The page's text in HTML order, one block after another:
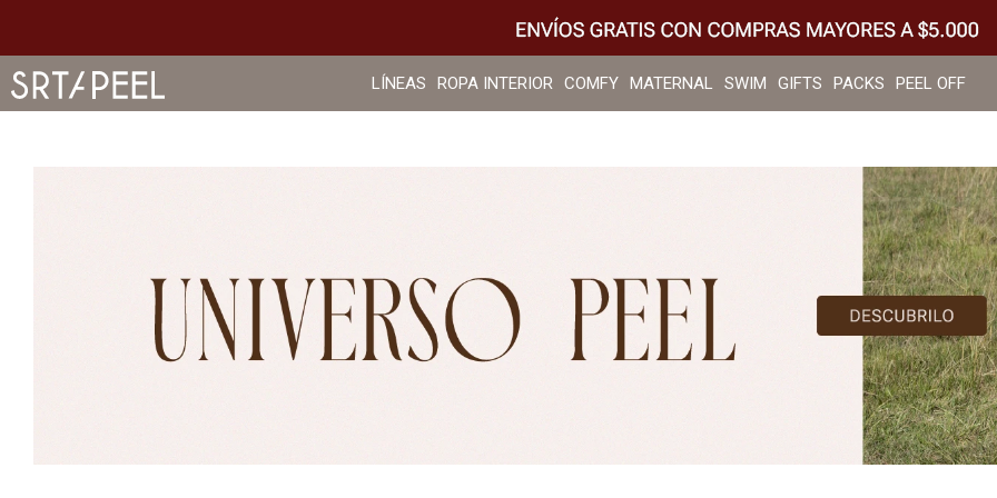
LÍNEAS ROPA INTERIOR COMFY MATERNAL SWIM GIFTS PACKS PEEL OFF